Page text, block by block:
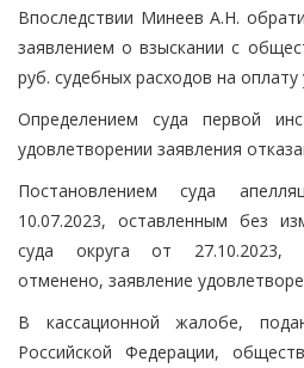
Впоследствии Минеев А.Н.
заявлением о взыскании с
руб. судебных расходов на оплату
Определением суда первой
удовлетворении заявления
Постановлением суда
10.07.2023, оставленным без
суда округа от 27.10.2023,
отменено, заявление
В кассационной жалобе,
Российской Федерации,